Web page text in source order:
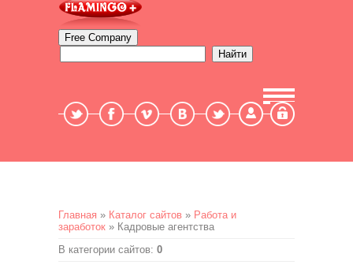
Мой профиль
Главная » Каталог сайтов » Работа и
заработок » Кадровые агентства
В категории сайтов: 0